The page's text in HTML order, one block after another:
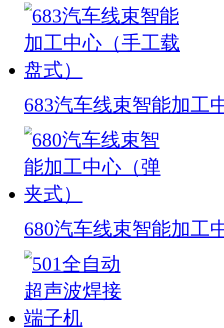
683汽车线束智能加工
680汽车线束智能加工